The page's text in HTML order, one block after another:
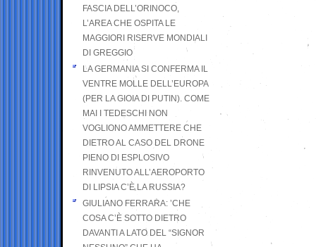
FASCIA DELL’ORINOCO,
L’AREA CHE OSPITA LE
MAGGIORI RISERVE MONDIALI
DI GREGGIO
LA GERMANIA SI CONFERMA IL
VENTRE MOLLE DELL’EUROPA
(PER LA GIOIA DI PUTIN). COME
MAI I TEDESCHI NON
VOGLIONO AMMETTERE CHE
DIETRO AL CASO DEL DRONE
PIENO DI ESPLOSIVO
RINVENUTO ALL’AEROPORTO
DI LIPSIA C’È LA RUSSIA?
GIULIANO FERRARA: ’CHE
COSA C’È SOTTO DIETRO
DAVANTI A LATO DEL “SIGNOR